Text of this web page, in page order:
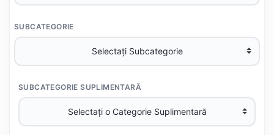
SUBCATEGORIE
SUBCATEGORIE SUPLIMENTARĂ